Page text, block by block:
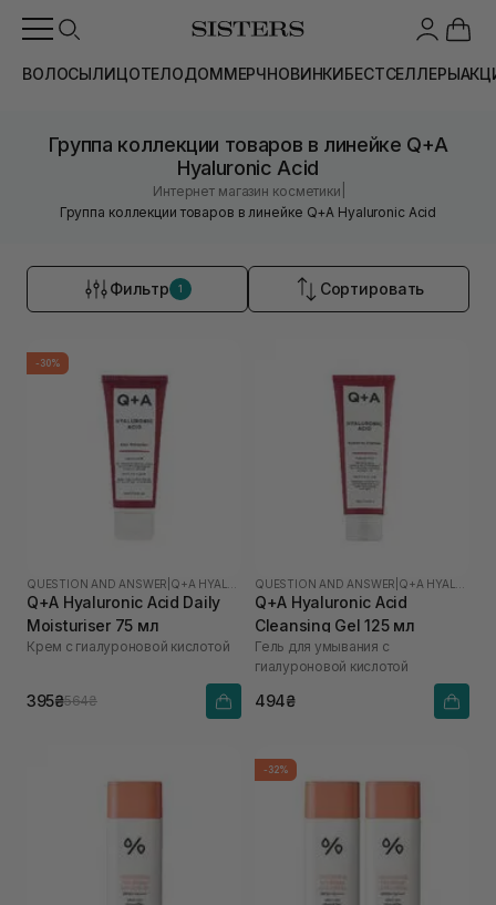
ВОЛОСЫЛИЦОТЕЛОДОММЕРЧНОВИНКИБЕСТСЕЛЛЕРЫ
Группа коллекции товаров в линейке Q+A
Hyaluronic Acid
Интернет магазин косметики
Группа коллекции товаров в линейке Q+A Hyaluronic Acid
Фильтр 1 Сортировать
-30%
QUESTION AND ANSWER
Q+A Hyaluronic Acid Daily
Moisturiser 75 мл
Крем с гиалуроновой кислотой
395₴564₴
QUESTION AND ANSWER
Q+A Hyaluronic Acid
Cleansing Gel 125 мл
Гель для умывания с
гиалуроновой кислотой
494₴
-32%